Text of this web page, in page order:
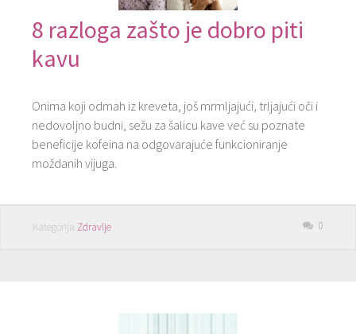
8 razloga zašto je dobro piti
kavu
Onima koji odmah iz kreveta, još mrmljajući, trljajući oči i
nedovoljno budni, sežu za šalicu kave već su poznate
beneficije kofeina na odgovarajuće funkcioniranje
moždanih vijuga.
Kategorija Zdravlje 0